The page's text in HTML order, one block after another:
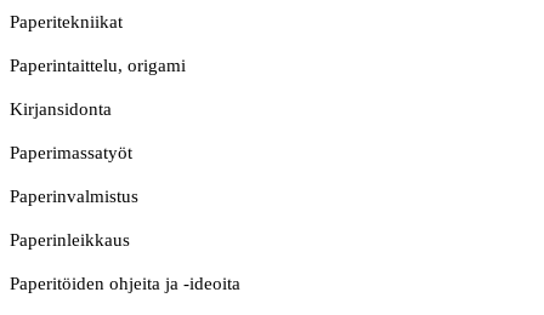
Paperitekniikat
Paperintaittelu, origami
Kirjansidonta
Paperimassatyöt
Paperinvalmistus
Paperinleikkaus
Paperitöiden ohjeita ja -ideoita